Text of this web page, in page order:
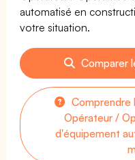
automatisé en
votre situation.
Comparer
Comprendre
Opérateur /
d'équipement